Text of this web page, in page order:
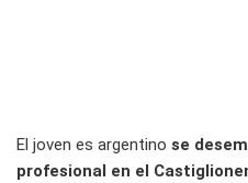
El joven es argentino se
profesional en el